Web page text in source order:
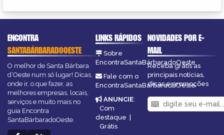
ENCONTRA
SANTABÁRBARADOOESTE
O melhor de Santa Bárbara
d’Oeste num só lugar! Dicas,
onde ir, o que fazer, as
melhores empresas, locais,
serviços e muito mais no
guia Encontra
SantaBárbaradoOeste.
LINKS RÁPIDOS
Sobre
EncontraSantaBárbaradoOeste
Fale com o
EncontraSantaBárbaradoOeste
ANUNCIE:
Com
destaque
Grátis
NOVIDADES POR E-
MAIL
Receba grátis as
principais notícias,
dicas e promoções